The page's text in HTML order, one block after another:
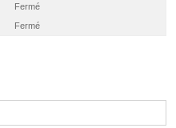
Fermé
Fermé